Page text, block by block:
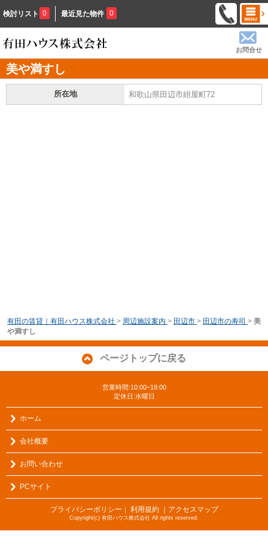
検討リスト 0 最近見た物件 0
お問合せ
美や満すし
所在地 和歌山県田辺市紺屋町72
有田の賃貸｜有田ハウス株式会社 > 周辺施設案内 > 田辺市 > 田辺市の寿司 > 美
や満すし
ページトップに戻る
営業時間:10:00~18:00
定休日:水曜日
ホーム
会社概要
お問い合わせ
PCサイト
プライバシーポリシー ｜ 利用規約 ｜アクセスマップ
Copyright(c) 有田ハウス株式会社 All rights reserved.